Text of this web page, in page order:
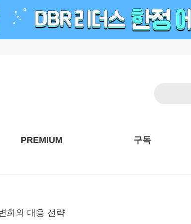
PREMIUM 구독
화와 대응 전략